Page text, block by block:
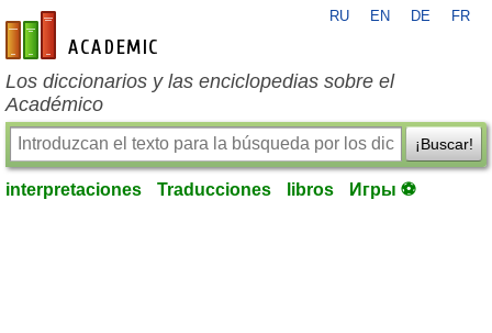
es-academic.com
RU EN DE FR
Los diccionarios y las enciclopedias sobre el
Académico
¡Buscar!
interpretaciones Traducciones libros Игры ⚽